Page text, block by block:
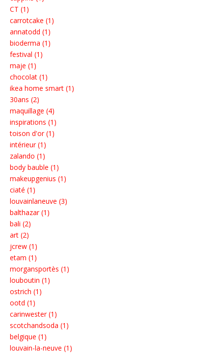
CT (1)
carrotcake (1)
annatodd (1)
bioderma (1)
festival (1)
maje (1)
chocolat (1)
ikea home smart (1)
30ans (2)
maquillage (4)
inspirations (1)
toison d'or (1)
intérieur (1)
zalando (1)
body bauble (1)
makeupgenius (1)
ciaté (1)
louvainlaneuve (3)
balthazar (1)
bali (2)
art (2)
jcrew (1)
etam (1)
morgansportès (1)
louboutin (1)
ostrich (1)
ootd (1)
carinwester (1)
scotchandsoda (1)
belgique (1)
louvain-la-neuve (1)